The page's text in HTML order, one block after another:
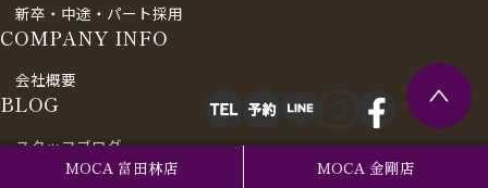
MOCA 富田林店 MOCA 金剛店
新卒・中途・パート採用
COMPANY INFO
会社概要
BLOG
スタッフブログ